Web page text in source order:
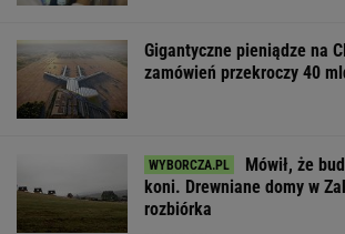
Gigantyczne pieniądze na
zamówień przekroczy 40
Mówił, że
koni. Drewniane domy w
rozbiórka